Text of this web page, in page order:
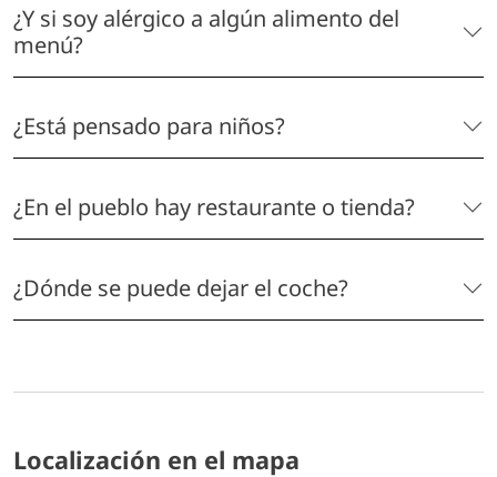
¿Y si soy alérgico a algún alimento del
menú?
¿Está pensado para niños?
¿En el pueblo hay restaurante o tienda?
¿Dónde se puede dejar el coche?
Localización en el mapa